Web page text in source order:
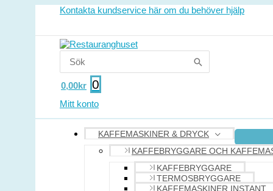
Hoppa
Kontakta kundservice här om du behöver hjälp
for:
0,00kr 0
Mitt konto
KAFFEMASKINER & DRYCK
KAFFEBRYGGARE OCH
KAFFEBRYGGARE
TERMOSBRYGGARE
KAFFEMASKINER INSTANT
Kittel,
mellan
11
liter,
28cm
diameter